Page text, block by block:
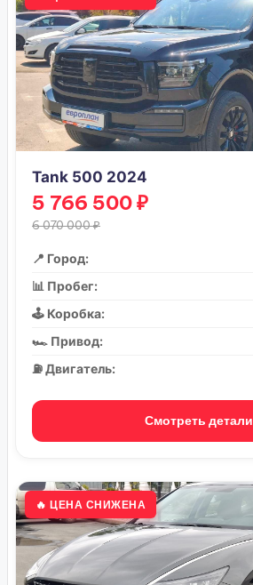
Tank 500 2024
5 766 500 ₽
6 070 000 ₽
📍 Город:
📊 Пробег:
🕹️ Коробка:
🏎️ Привод:
⛽ Двигатель:
Смотреть детали
🔥 ЦЕНА СНИЖЕНА